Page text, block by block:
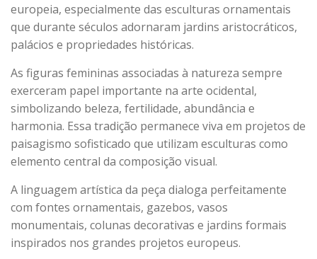
europeia, especialmente das esculturas ornamentais
que durante séculos adornaram jardins aristocráticos,
palácios e propriedades históricas.
As figuras femininas associadas à natureza sempre
exerceram papel importante na arte ocidental,
simbolizando beleza, fertilidade, abundância e
harmonia. Essa tradição permanece viva em projetos de
paisagismo sofisticado que utilizam esculturas como
elemento central da composição visual.
A linguagem artística da peça dialoga perfeitamente
com fontes ornamentais, gazebos, vasos
monumentais, colunas decorativas e jardins formais
inspirados nos grandes projetos europeus.